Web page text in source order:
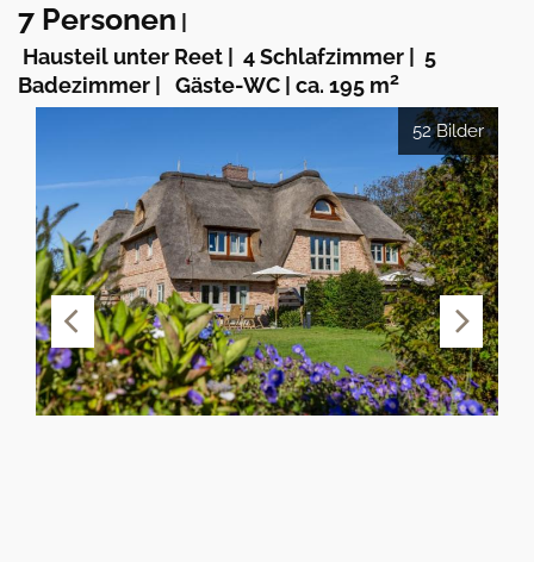
7 Personen
Hausteil unter Reet
4 Schlafzimmer
5
Badezimmer
Gäste-WC ca. 195 m2
52 Bilder